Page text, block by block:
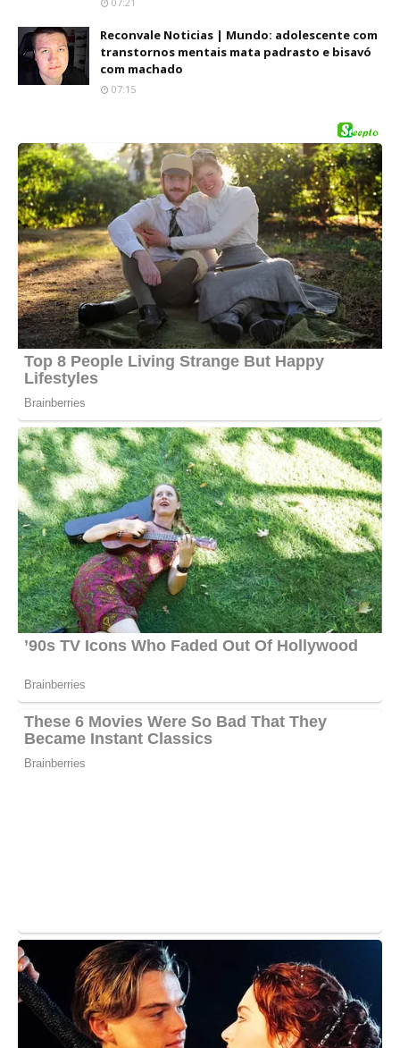
Reconvale Noticias | Mundo: adolescente com
transtornos mentais mata padrasto e bisavó
com machado
07:15